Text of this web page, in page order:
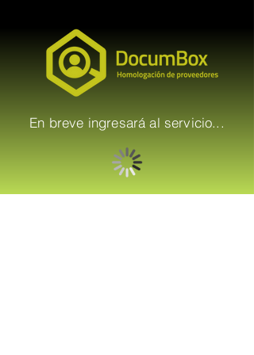
En breve ingresará al servicio...